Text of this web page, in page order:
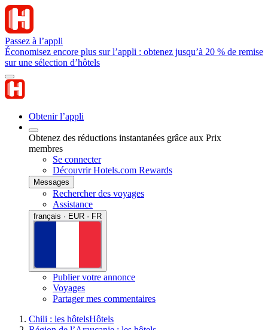
Passez à l’appli
Économisez encore plus sur l’appli : obtenez jusqu’à 20 % de remise
sur une sélection d’hôtels
Obtenir l’appli
Obtenez des réductions instantanées grâce aux Prix
membres
Se connecter
Découvrir Hotels.com Rewards
Messages
Rechercher des voyages
Assistance
français · EUR · FR
Publier votre annonce
Voyages
Partager mes commentaires
Chili : les hôtelsHôtels